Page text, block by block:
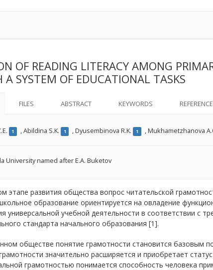
OF READING LITERACY AMONG
A SYSTEM OF EDUCATIONAL TASKS
FILES ABSTRACT KEYWORDS
1 ,Abildina S.K. 1 ,Dyusembinova R.K. 1 ,Mukhametzhanova
University named after E.A. Buketov
этапе развития общества вопрос читательской
образование ориентируется на овладение
универсальной учебной деятельности в соответствии с
стандарта начального образования [1].
обществе понятие грамотности становится базовым
значительно расширяется и приобретает
грамотностью понимается способность человека